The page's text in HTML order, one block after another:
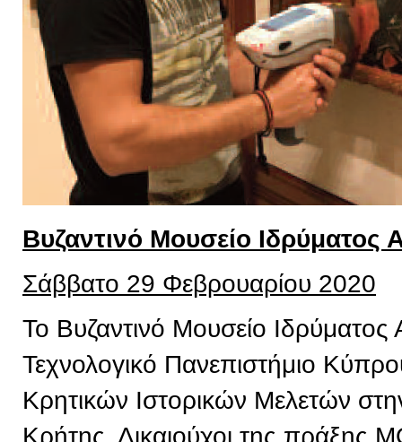
Βυζαντινό Μουσείο Ιδρύματος
Σάββατο 29 Φεβρουαρίου 2020
Το Βυζαντινό Μουσείο
Τεχνολογικό Πανεπιστήμιο
Κρητικών Ιστορικών Μελετών
Κρήτης, Δικαιούχοι της πράξης